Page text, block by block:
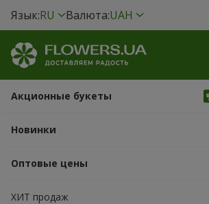
Язык:RU Валюта:UAH
Акционные букеты
Новинки
Оптовые цены
ХИТ продаж